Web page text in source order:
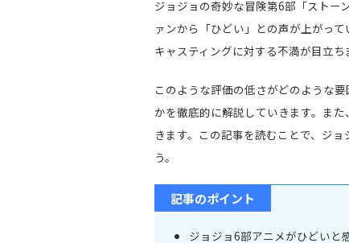
ジョジョの奇妙な冒険第6部「ストー
ァンから「ひどい」との声が上がっ
キャスティングに対する不満が目立ち
このような評価の低さがどのような
かを徹底的に解説していきます。ま
きます。この記事を読むことで、ジ
う。
記事のポイント
ジョジョ6部アニメがひどいと